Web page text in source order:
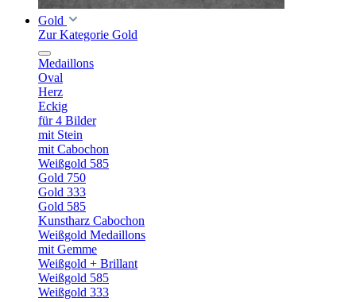
Gold
Zur Kategorie Gold
Medaillons
Oval
Herz
Eckig
für 4 Bilder
mit Stein
mit Cabochon
Weißgold 585
Gold 750
Gold 333
Gold 585
Kunstharz Cabochon
Weißgold Medaillons
mit Gemme
Weißgold + Brillant
Weißgold 585
Weißgold 333